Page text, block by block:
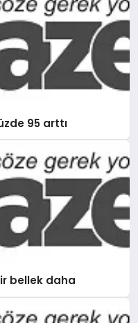
95 arttı
bellek daha